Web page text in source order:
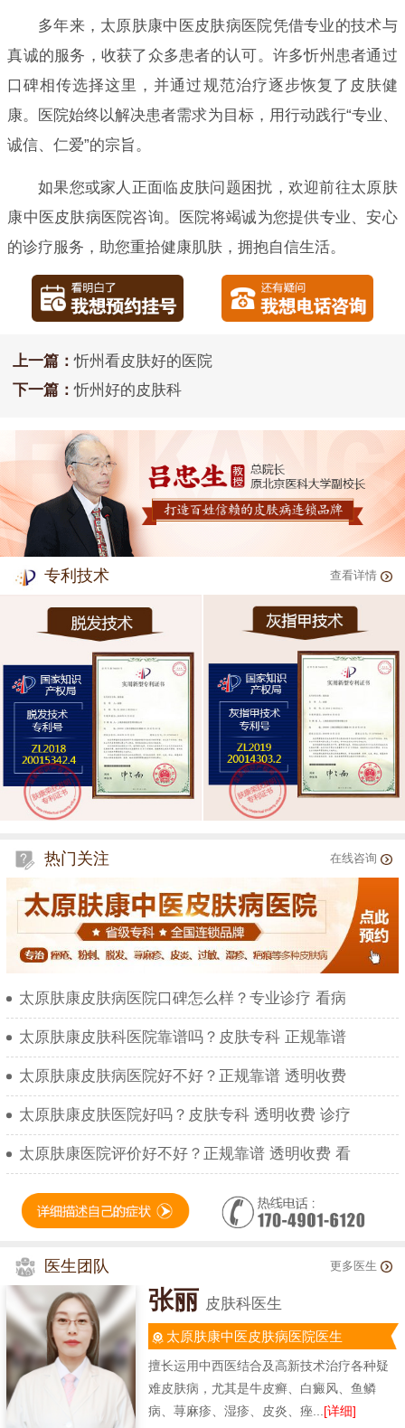
多年来，太原肤康中医皮肤病医院凭借专业的技术与
真诚的服务，收获了众多患者的认可。许多忻州患者通过
口碑相传选择这里，并通过规范治疗逐步恢复了皮肤健
康。医院始终以解决患者需求为目标，用行动践行“专业、
诚信、仁爱”的宗旨。
如果您或家人正面临皮肤问题困扰，欢迎前往太原肤
康中医皮肤病医院咨询。医院将竭诚为您提供专业、安心
的诊疗服务，助您重拾健康肌肤，拥抱自信生活。
上一篇：忻州看皮肤好的医院
下一篇：忻州好的皮肤科
专利技术 查看详情
热门关注 在线咨询
太原肤康皮肤病医院口碑怎么样？专业诊疗 看病
太原肤康皮肤科医院靠谱吗？皮肤专科 正规靠谱
太原肤康皮肤病医院好不好？正规靠谱 透明收费
太原肤康皮肤医院好吗？皮肤专科 透明收费 诊疗
太原肤康医院评价好不好？正规靠谱 透明收费 看
医生团队 更多医生
张丽 皮肤科医生
太原肤康中医皮肤病医院医生
擅长运用中西医结合及高新技术治疗各种疑
难皮肤病，尤其是牛皮癣、白癜风、鱼鳞
病、荨麻疹、湿疹、皮炎、痤... [详细]